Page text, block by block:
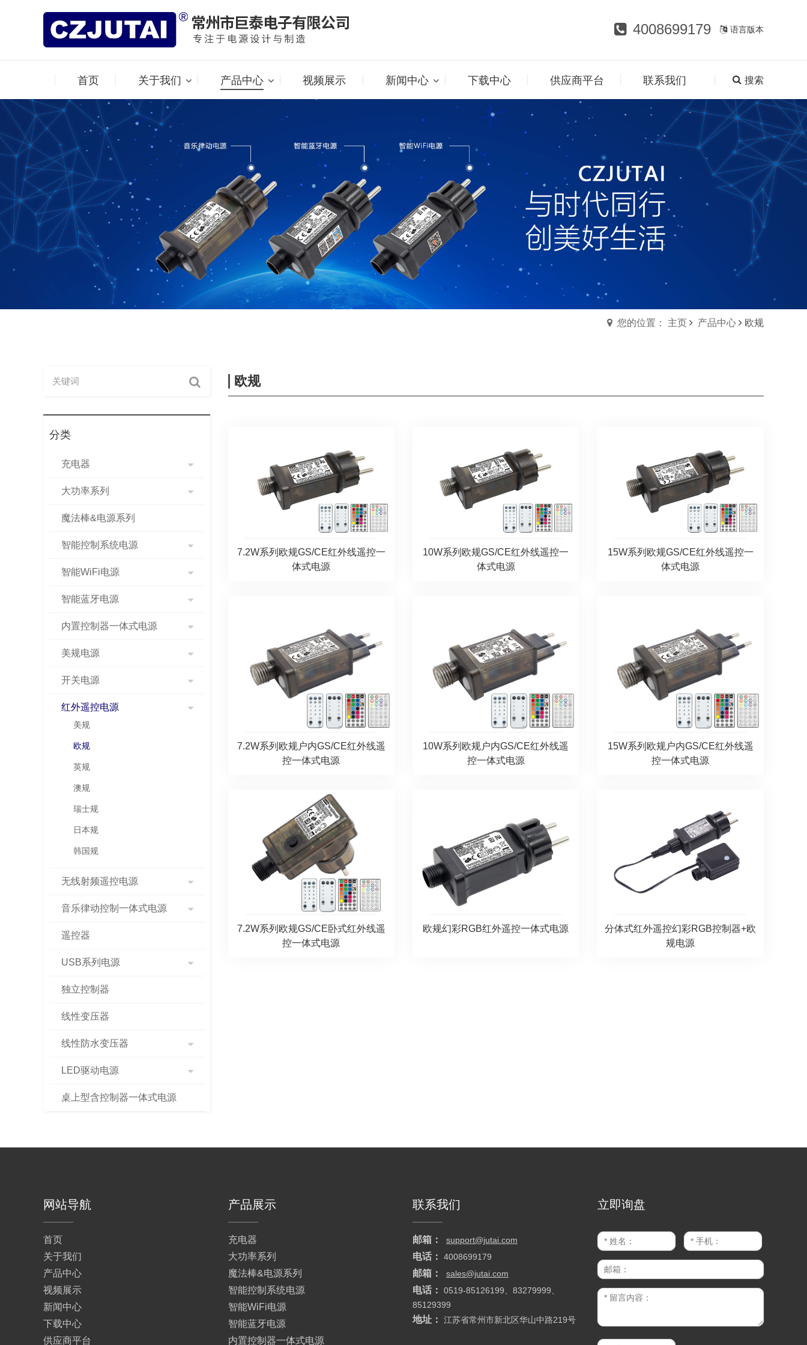
4008699179 语言版本
首页 关于我们 产品中心 视频展示 新闻中心 下载中心 供应商平台 联系我们 搜索
您的位置： 主页 产品中心 欧规
分类
充电器
大功率系列
魔法棒&电源系列
智能控制系统电源
智能WiFi电源
智能蓝牙电源
内置控制器一体式电源
美规电源
开关电源
红外遥控电源
美规
欧规
英规
澳规
瑞士规
日本规
韩国规
无线射频遥控电源
音乐律动控制一体式电源
遥控器
USB系列电源
独立控制器
线性变压器
线性防水变压器
LED驱动电源
桌上型含控制器一体式电源
欧规
7.2W系列欧规GS/CE红外线遥控一
体式电源
10W系列欧规GS/CE红外线遥控一
体式电源
15W系列欧规GS/CE红外线遥控一
体式电源
7.2W系列欧规户内GS/CE红外线遥
控一体式电源
10W系列欧规户内GS/CE红外线遥
控一体式电源
15W系列欧规户内GS/CE红外线遥
控一体式电源
7.2W系列欧规GS/CE卧式红外线遥
控一体式电源
欧规幻彩RGB红外遥控一体式电源
分体式红外遥控幻彩RGB控制器+欧
规电源
网站导航
首页
关于我们
产品中心
视频展示
新闻中心
下载中心
供应商平台
产品展示
充电器
大功率系列
魔法棒&电源系列
智能控制系统电源
智能WiFi电源
智能蓝牙电源
内置控制器一体式电源
联系我们
邮箱： support@jutai.com
电话： 4008699179
邮箱： sales@jutai.com
电话：
0519-85126199、83279999、
85129399
地址： 江苏省常州市新北区华山中路219号
立即询盘